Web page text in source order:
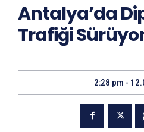
Antalya’da
Trafiği
2:28 pm -